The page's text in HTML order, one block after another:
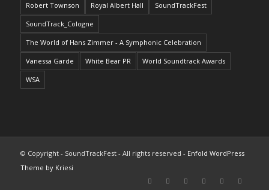
Robert Townson Royal Albert Hall SoundTrackFest
SoundTrack_Cologne
The World of Hans Zimmer - A Symphonic Celebration
Vanessa Garde White Bear PR World Soundtrack Awards
WSA
© Copyright - SoundTrackFest - All rights reserved - Enfold WordPress
Theme by Kriesi